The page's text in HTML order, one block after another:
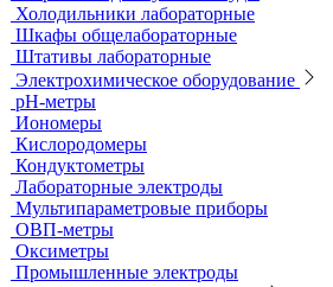
Титраторы
Ультразвуковые ванны и мойки
Устройства для сушки посуды
Холодильники лабораторные
Шкафы общелабораторные
Штативы лабораторные